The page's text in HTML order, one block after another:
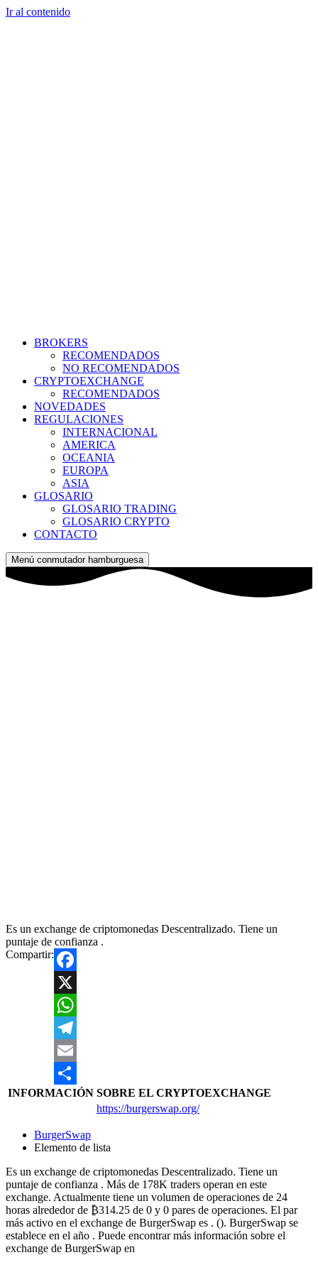
Ir al contenido
BROKERS
RECOMENDADOS
NO RECOMENDADOS
CRYPTOEXCHANGE
RECOMENDADOS
NOVEDADES
REGULACIONES
INTERNACIONAL
AMERICA
OCEANIA
EUROPA
ASIA
GLOSARIO
GLOSARIO TRADING
GLOSARIO CRYPTO
CONTACTO
Menú conmutador hamburguesa
Es un exchange de criptomonedas Descentralizado. Tiene un
puntaje de confianza .
Compartir:
Facebook
X
WhatsApp
Telegram
Email
Compartir
INFORMACIÓN SOBRE EL CRYPTOEXCHANGE
https://burgerswap.org/
BurgerSwap
Elemento de lista
Es un exchange de criptomonedas Descentralizado. Tiene un
puntaje de confianza . Más de 178K traders operan en este
exchange. Actualmente tiene un volumen de operaciones de 24
horas alrededor de ₿314.25 de 0 y 0 pares de operaciones. El par
más activo en el exchange de BurgerSwap es . (). BurgerSwap se
establece en el año . Puede encontrar más información sobre el
exchange de BurgerSwap en